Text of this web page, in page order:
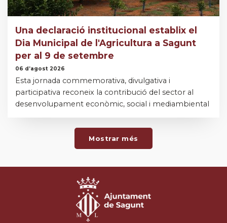
Una declaració institucional establix el
Dia Municipal de l'Agricultura a Sagunt
per al 9 de setembre
06 d’agost 2026
Esta jornada commemorativa, divulgativa i
participativa reconeix la contribució del sector al
desenvolupament econòmic, social i mediambiental
Mostrar més